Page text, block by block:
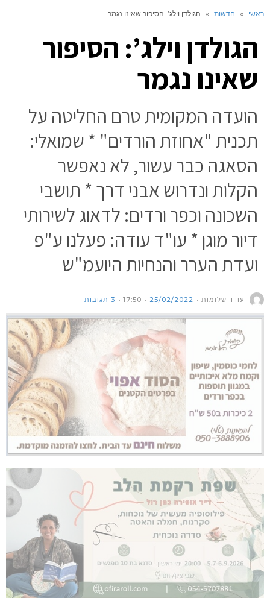
ראשי » חדשות » הגולדן וילג’: הסיפור שאינו נגמר
הגולדן וילג’: הסיפור
שאינו נגמר
הועדה המקומית טרם החליטה על
תכנית "אחוזת הורדים" * שמואלי:
הסאגה כבר עשור, לא נאפשר
הקלות ונדרוש אבני דרך * תושבי
השכונה וכפר ורדים: לדאוג לשירותי
דיור מוגן * עו"ד עודה: פעלנו ע"פ
ועדת הערר והנחיות היועמ"ש
עודד שלומות 25/02/2022
17:50 3 תגובות